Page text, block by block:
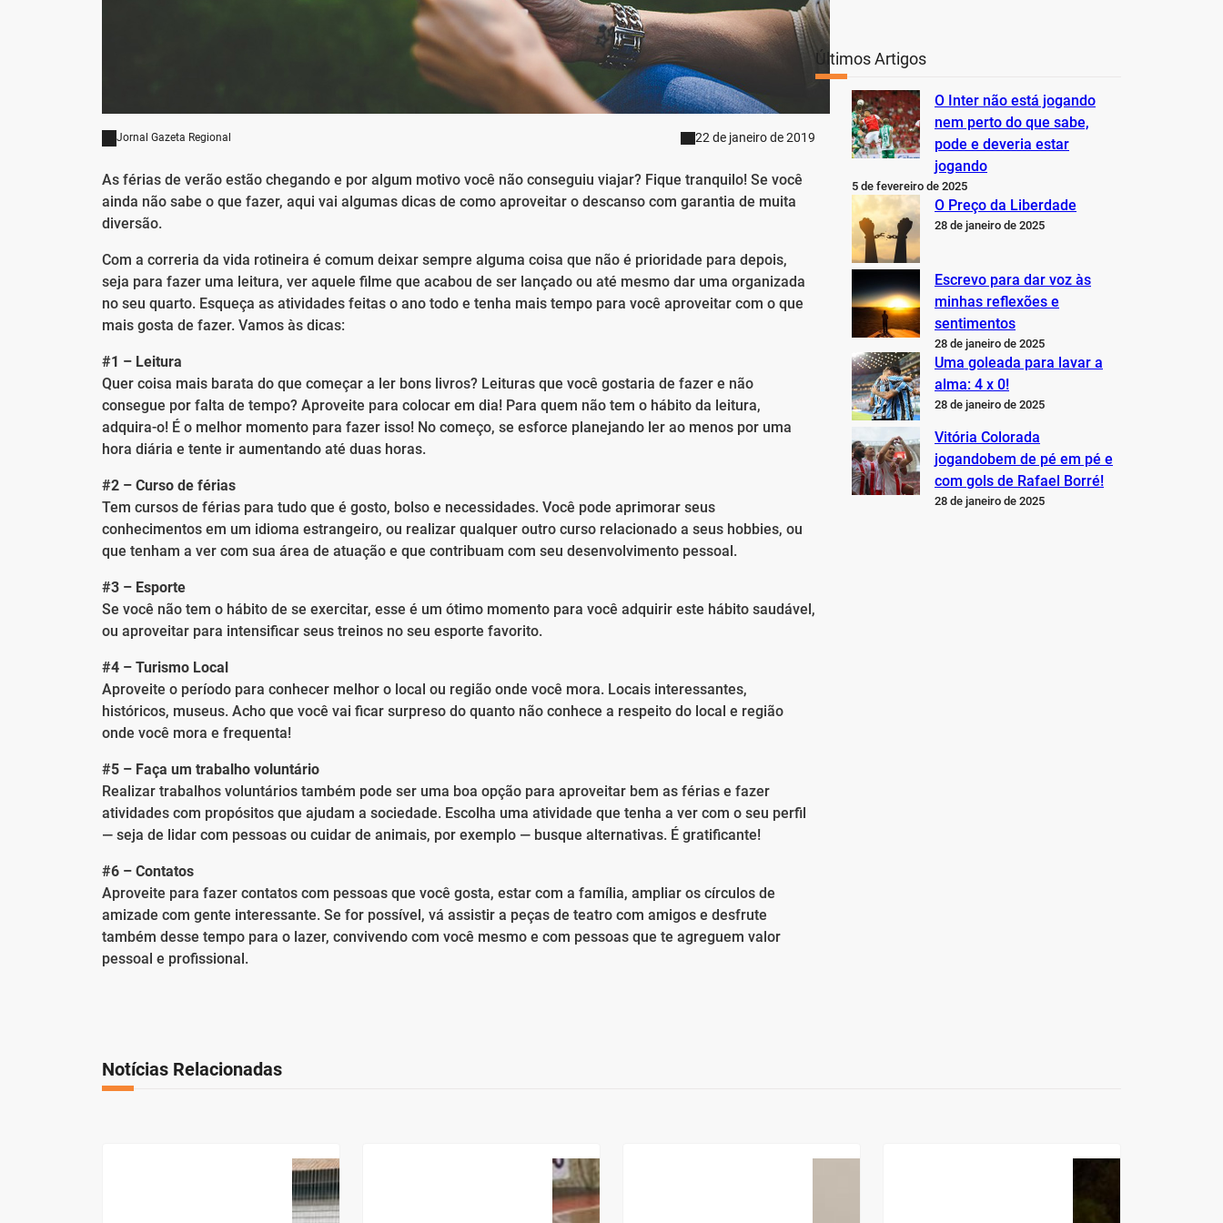
Jornal Gazeta Regional 22 de janeiro de 2019
As férias de verão estão chegando e por algum motivo você não conseguiu viajar? Fique tranquilo! Se você
ainda não sabe o que fazer, aqui vai algumas dicas de como aproveitar o descanso com garantia de muita
diversão.
Com a correria da vida rotineira é comum deixar sempre alguma coisa que não é prioridade para depois,
seja para fazer uma leitura, ver aquele filme que acabou de ser lançado ou até mesmo dar uma organizada
no seu quarto. Esqueça as atividades feitas o ano todo e tenha mais tempo para você aproveitar com o que
mais gosta de fazer. Vamos às dicas:
#1 – Leitura
Quer coisa mais barata do que começar a ler bons livros? Leituras que você gostaria de fazer e não
consegue por falta de tempo? Aproveite para colocar em dia! Para quem não tem o hábito da leitura,
adquira-o! É o melhor momento para fazer isso! No começo, se esforce planejando ler ao menos por uma
hora diária e tente ir aumentando até duas horas.
#2 – Curso de férias
Tem cursos de férias para tudo que é gosto, bolso e necessidades. Você pode aprimorar seus
conhecimentos em um idioma estrangeiro, ou realizar qualquer outro curso relacionado a seus hobbies, ou
que tenham a ver com sua área de atuação e que contribuam com seu desenvolvimento pessoal.
#3 – Esporte
Se você não tem o hábito de se exercitar, esse é um ótimo momento para você adquirir este hábito saudável,
ou aproveitar para intensificar seus treinos no seu esporte favorito.
#4 – Turismo Local
Aproveite o período para conhecer melhor o local ou região onde você mora. Locais interessantes,
históricos, museus. Acho que você vai ficar surpreso do quanto não conhece a respeito do local e região
onde você mora e frequenta!
#5 – Faça um trabalho voluntário
Realizar trabalhos voluntários também pode ser uma boa opção para aproveitar bem as férias e fazer
atividades com propósitos que ajudam a sociedade. Escolha uma atividade que tenha a ver com o seu perfil
— seja de lidar com pessoas ou cuidar de animais, por exemplo — busque alternativas. É gratificante!
#6 – Contatos
Aproveite para fazer contatos com pessoas que você gosta, estar com a família, ampliar os círculos de
amizade com gente interessante. Se for possível, vá assistir a peças de teatro com amigos e desfrute
também desse tempo para o lazer, convivendo com você mesmo e com pessoas que te agreguem valor
pessoal e profissional.
Últimos Artigos
O Inter não está jogando
nem perto do que sabe,
pode e deveria estar
jogando
5 de fevereiro de 2025
O Preço da Liberdade
28 de janeiro de 2025
Escrevo para dar voz às
minhas reflexões e
sentimentos
28 de janeiro de 2025
Uma goleada para lavar a
alma: 4 x 0!
28 de janeiro de 2025
Vitória Colorada
jogandobem de pé em pé e
com gols de Rafael Borré!
28 de janeiro de 2025
Notícias Relacionadas